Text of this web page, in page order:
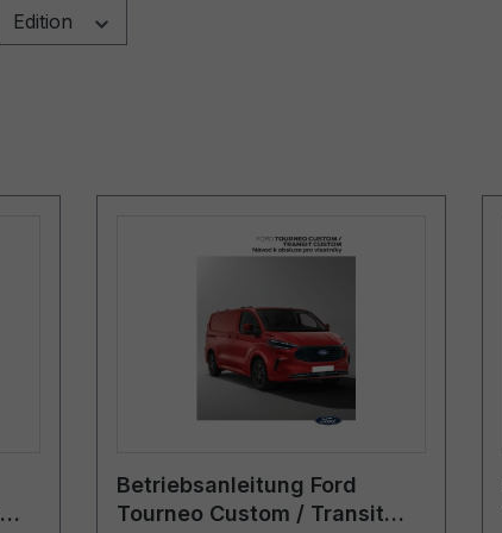
Edition
Betriebsanleitung Ford
Tourneo Custom / Transit